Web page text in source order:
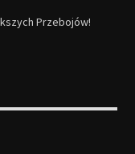
Przebojów!